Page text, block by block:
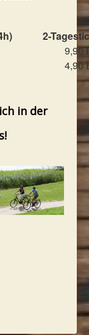
2-
9,90
4,90
in der